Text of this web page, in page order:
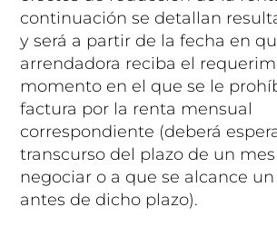
continuación se detallan
y será a partir de la fecha en
arrendadora reciba el
momento en el que se le
factura por la renta mensual
correspondiente (deberá
transcurso del plazo de un mes
negociar o a que se alcance
antes de dicho plazo).